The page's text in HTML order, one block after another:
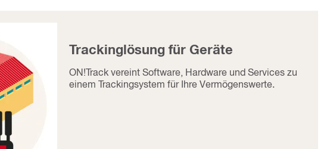
Trackinglösung für Geräte
ON!Track vereint Software, Hardware und Services zu
einem Trackingsystem für Ihre Vermögenswerte.